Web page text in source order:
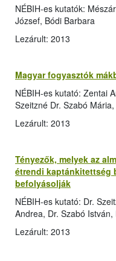
NÉBIH-es kutatók:
József, Bódi Barbara
Lezárult: 2013
Magyar fogyasztók
NÉBIH-es kutató: Zentai
Szeitzné Dr. Szabó
Lezárult: 2013
Tényezők, melyek az
étrendi kaptánkitettség
befolyásolják
NÉBIH-es kutató: Dr.
Andrea, Dr. Szabó
Lezárult: 2013